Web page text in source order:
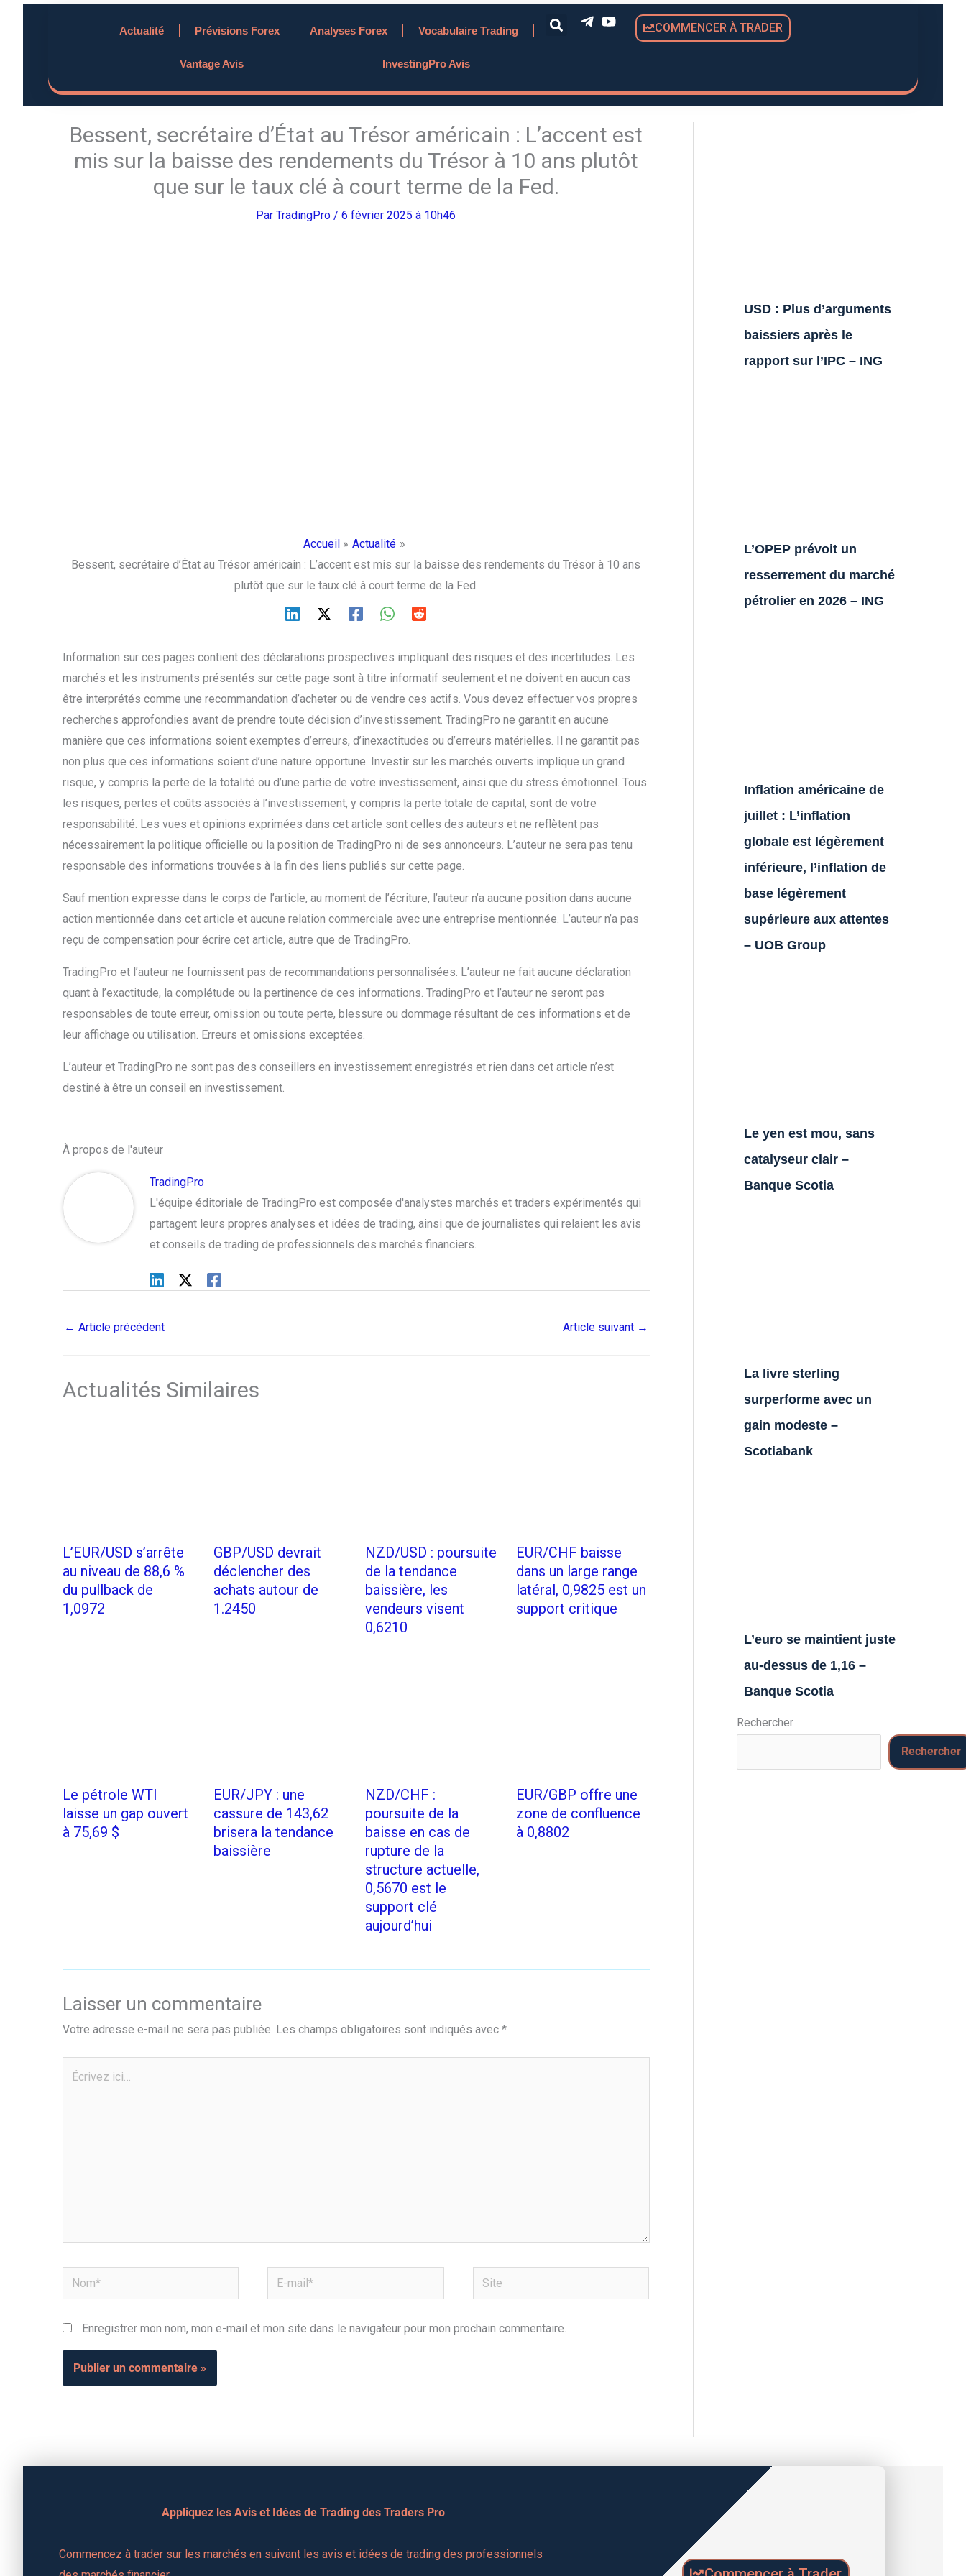
Actualité Prévisions Forex Analyses Forex Vocabulaire Trading
Vantage Avis InvestingPro Avis
COMMENCER À TRADER
Bessent, secrétaire d’État au Trésor américain : L’accent est
mis sur la baisse des rendements du Trésor à 10 ans plutôt
que sur le taux clé à court terme de la Fed.
ParTradingPro/ 6 février 2025 à 10h46
Accueil
Actualité
Bessent, secrétaire d’État au Trésor américain : L’accent est mis sur la baisse des rendements du Trésor à 10 ans
plutôt que sur le taux clé à court terme de la Fed.
Information sur ces pages contient des déclarations prospectives impliquant des risques et des incertitudes. Les
marchés et les instruments présentés sur cette page sont à titre informatif seulement et ne doivent en aucun cas
être interprétés comme une recommandation d’acheter ou de vendre ces actifs. Vous devez effectuer vos propres
recherches approfondies avant de prendre toute décision d’investissement. TradingPro ne garantit en aucune
manière que ces informations soient exemptes d’erreurs, d’inexactitudes ou d’erreurs matérielles. Il ne garantit pas
non plus que ces informations soient d’une nature opportune. Investir sur les marchés ouverts implique un grand
risque, y compris la perte de la totalité ou d’une partie de votre investissement, ainsi que du stress émotionnel. Tous
les risques, pertes et coûts associés à l’investissement, y compris la perte totale de capital, sont de votre
responsabilité. Les vues et opinions exprimées dans cet article sont celles des auteurs et ne reflètent pas
nécessairement la politique officielle ou la position de TradingPro ni de ses annonceurs. L’auteur ne sera pas tenu
responsable des informations trouvées à la fin des liens publiés sur cette page.
Sauf mention expresse dans le corps de l’article, au moment de l’écriture, l’auteur n’a aucune position dans aucune
action mentionnée dans cet article et aucune relation commerciale avec une entreprise mentionnée. L’auteur n’a pas
reçu de compensation pour écrire cet article, autre que de TradingPro.
TradingPro et l’auteur ne fournissent pas de recommandations personnalisées. L’auteur ne fait aucune déclaration
quant à l’exactitude, la complétude ou la pertinence de ces informations. TradingPro et l’auteur ne seront pas
responsables de toute erreur, omission ou toute perte, blessure ou dommage résultant de ces informations et de
leur affichage ou utilisation. Erreurs et omissions exceptées.
L’auteur et TradingPro ne sont pas des conseillers en investissement enregistrés et rien dans cet article n’est
destiné à être un conseil en investissement.
À propos de l'auteur
TradingPro
L'équipe éditoriale de TradingPro est composée d'analystes marchés et traders expérimentés qui
partagent leurs propres analyses et idées de trading, ainsi que de journalistes qui relaient les avis
et conseils de trading de professionnels des marchés financiers.
← Article précédent Article suivant →
Actualités Similaires
L’EUR/USD s’arrête
au niveau de 88,6 %
du pullback de
1,0972
GBP/USD devrait
déclencher des
achats autour de
1.2450
NZD/USD : poursuite
de la tendance
baissière, les
vendeurs visent
0,6210
EUR/CHF baisse
dans un large range
latéral, 0,9825 est un
support critique
Le pétrole WTI
laisse un gap ouvert
à 75,69 $
EUR/JPY : une
cassure de 143,62
brisera la tendance
baissière
NZD/CHF :
poursuite de la
baisse en cas de
rupture de la
structure actuelle,
0,5670 est le
support clé
aujourd’hui
EUR/GBP offre une
zone de confluence
à 0,8802
Laisser un commentaire
Votre adresse e-mail ne sera pas publiée. Les champs obligatoires sont indiqués avec *
Écrivez
Nom*
mail*
Site
Enregistrer mon nom, mon e-mail et mon site dans le navigateur pour mon prochain commentaire.
USD : Plus d’arguments
baissiers après le
rapport sur l’IPC – ING
L’OPEP prévoit un
resserrement du marché
pétrolier en 2026 – ING
Inflation américaine de
juillet : L’inflation
globale est légèrement
inférieure, l’inflation de
base légèrement
supérieure aux attentes
– UOB Group
Le yen est mou, sans
catalyseur clair –
Banque Scotia
La livre sterling
surperforme avec un
gain modeste –
Scotiabank
L’euro se maintient juste
au-dessus de 1,16 –
Banque Scotia
Rechercher
Rechercher
Appliquez les Avis et Idées de Trading des Traders Pro
Commencez à trader sur les marchés en suivant les avis et idées de trading des professionnels